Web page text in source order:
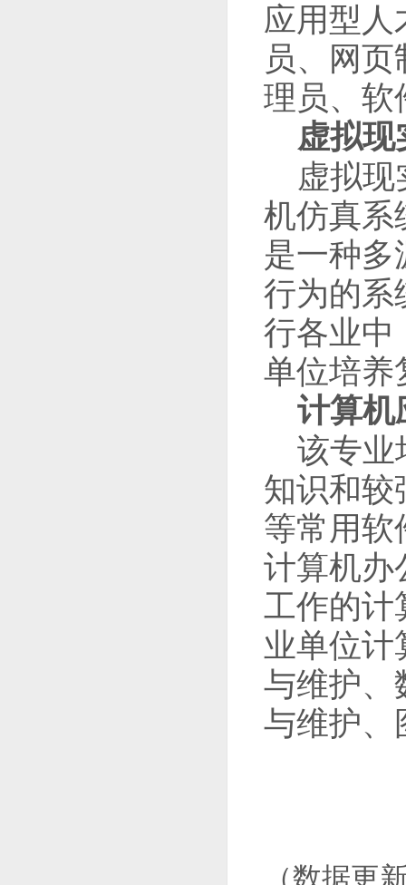
应用型人
员、网
理员、软
虚拟现
虚拟
机仿真系
是一种多
行为的系
行各业中
单位培养
计算机
该专业
知识和较
等常用软
计算机办
工作的计
业单位计
与维护、
与维护、
（数据更